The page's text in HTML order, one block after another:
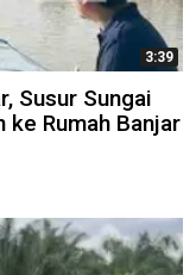
3:39
Susur Sungai
Rumah Banjar